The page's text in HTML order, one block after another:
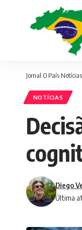
Jornal O País Notícias
NOTÍCIAS
Última
Diego